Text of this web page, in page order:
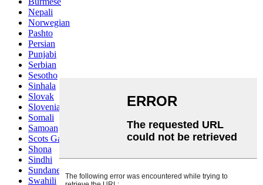
Nepali
Norwegian
Pashto
Persian
Punjabi
Serbian
Sesotho
Sinhala
Slovak
Slovenian
Somali
Samoan
Scots Gaelic
Shona
Sindhi
Sundanese
Swahili